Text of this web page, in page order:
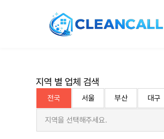
지역 별 업체 검색
전국 서울 부산 대구
지역을 선택해주세요.